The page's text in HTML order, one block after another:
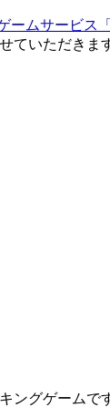
ていただきま
ングゲームで